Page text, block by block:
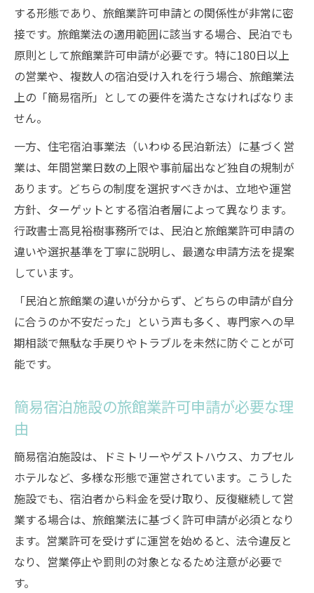
説
民泊・簡易宿泊・旅館業許可申請の特徴比
較
営業形態に応じた賢い許可申請の選び方
旅館業許可申請と簡易宿泊の適切な使い分
民泊と旅館業許可申請どちらがおすすめ？
申請手続きで失敗しないための重要チェックポ
イント
旅館業許可申請の失敗を防ぐ事前準備とは
簡易宿泊と民泊の書類チェックリストを紹
介
とめ
簡易宿泊・民泊申請で見落としがちな項目
旅館業許可申請の必要書類と作成のコツ
解説
民泊への応用もできる簡易宿泊所申請の流
旅館業許可申請で押さえるべき簡易宿泊所
手順
簡易宿泊・民泊運営に必要な申請手順を紹
介
する形態であり、旅館業許可申請との関係性が非常に密
接です。旅館業法の適用範囲に該当する場合、民泊でも
原則として旅館業許可申請が必要です。特に180日以上
の営業や、複数人の宿泊受け入れを行う場合、旅館業法
上の「簡易宿所」としての要件を満たさなければなりま
せん。
一方、住宅宿泊事業法（いわゆる民泊新法）に基づく営
業は、年間営業日数の上限や事前届出など独自の規制が
あります。どちらの制度を選択すべきかは、立地や運営
方針、ターゲットとする宿泊者層によって異なります。
行政書士高見裕樹事務所では、民泊と旅館業許可申請の
違いや選択基準を丁寧に説明し、最適な申請方法を提案
しています。
「民泊と旅館業の違いが分からず、どちらの申請が自分
に合うのか不安だった」という声も多く、専門家への早
期相談で無駄な手戻りやトラブルを未然に防ぐことが可
能です。
簡易宿泊施設の旅館業許可申請が必要な理
由
簡易宿泊施設は、ドミトリーやゲストハウス、カプセル
ホテルなど、多様な形態で運営されています。こうした
施設でも、宿泊者から料金を受け取り、反復継続して営
業する場合は、旅館業法に基づく許可申請が必須となり
ます。営業許可を受けずに運営を始めると、法令違反と
なり、営業停止や罰則の対象となるため注意が必要で
す。